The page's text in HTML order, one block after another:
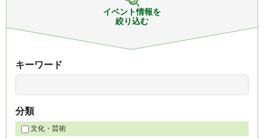
イベント情報を
絞り込む
キーワード
分類
文化・芸術